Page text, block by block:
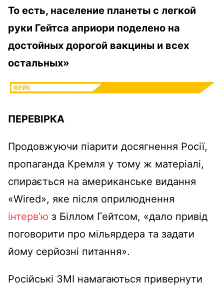
То есть, население планеты с легкой
руки Гейтса априори поделено на
достойных дорогой вакцины и всех
остальных»
ПЕРЕВІРКА
Продовжуючи піарити досягнення Росії,
пропаганда Кремля у тому ж матеріалі,
спирається на американське видання
«Wired», яке після оприлюднення
інтерв’ю з Біллом Гейтсом, «дало привід
поговорити про мільярдера та задати
йому серйозні питання».
Російські ЗМІ намагаються привернути